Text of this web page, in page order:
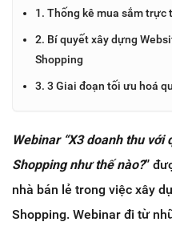
1. Thống kê mua sắm trực
2. Bí quyết xây dựng
Shopping
3. 3 Giai đoạn tối ưu hoá
Webinar “X3 doanh thu với
Shopping như thế nào?”
nhà bán lẻ trong việc xây
Shopping. Webinar đi từ